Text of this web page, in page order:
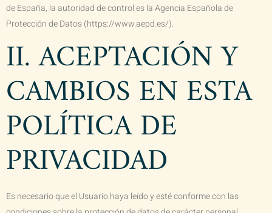
de España, la autoridad de control es la Agencia Española de
Protección de Datos (https://www.aepd.es/).
II. ACEPTACIÓN Y
CAMBIOS EN ESTA
POLÍTICA DE
PRIVACIDAD
Es necesario que el Usuario haya leído y esté conforme con las